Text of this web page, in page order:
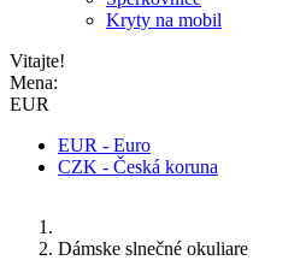
Kryty na mobil
Vitajte!
Mena:
EUR
EUR - Euro
CZK - Česká koruna
Dámske slnečné okuliare